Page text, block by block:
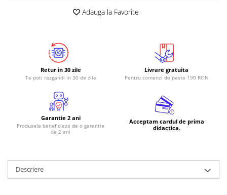
Adauga la Favorite
Retur in 30 zile
Te poti razgandi in 30 de zile
Livrare gratuita
Pentru comenzi de peste 190 RON
Garantie 2 ani
Produsele beneficiaza de o garantie
de 2 ani
Acceptam cardul de prima
didactica.
Descriere